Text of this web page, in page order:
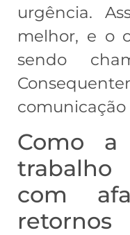
urgência.
melhor, e o
sendo
comunicação
Como
com
retornos